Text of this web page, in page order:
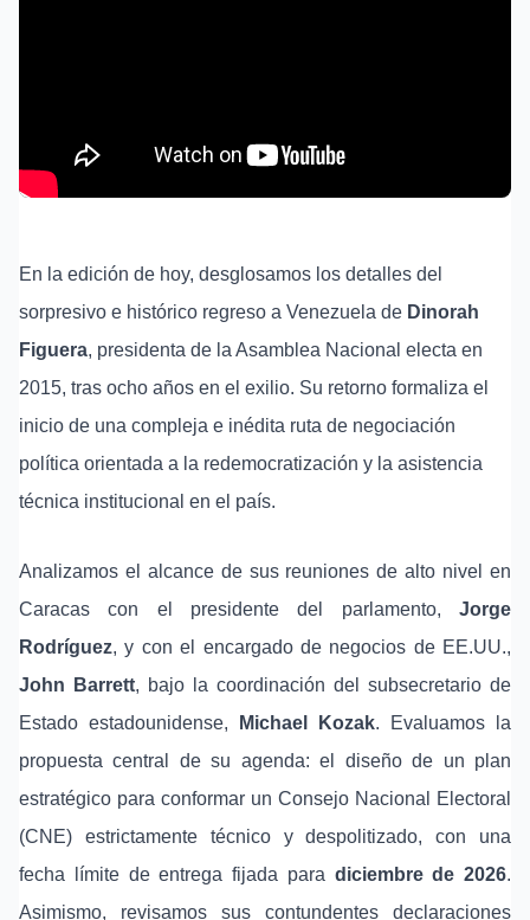
En la edición de hoy, desglosamos los detalles del
sorpresivo e histórico regreso a Venezuela de Dinorah
Figuera, presidenta de la Asamblea Nacional electa en
2015, tras ocho años en el exilio. Su retorno formaliza el
inicio de una compleja e inédita ruta de negociación
política orientada a la redemocratización y la asistencia
técnica institucional en el país.
Analizamos el alcance de sus reuniones de alto nivel en
Caracas con el presidente del parlamento, Jorge
Rodríguez, y con el encargado de negocios de EE.UU.,
John Barrett, bajo la coordinación del subsecretario de
Estado estadounidense,
Michael Kozak. Evaluamos la
propuesta central de su agenda: el diseño de un plan
estratégico para conformar un Consejo Nacional Electoral
(CNE) estrictamente técnico y despolitizado, con una
fecha límite de entrega fijada para diciembre de 2026.
Asimismo, revisamos sus contundentes declaraciones